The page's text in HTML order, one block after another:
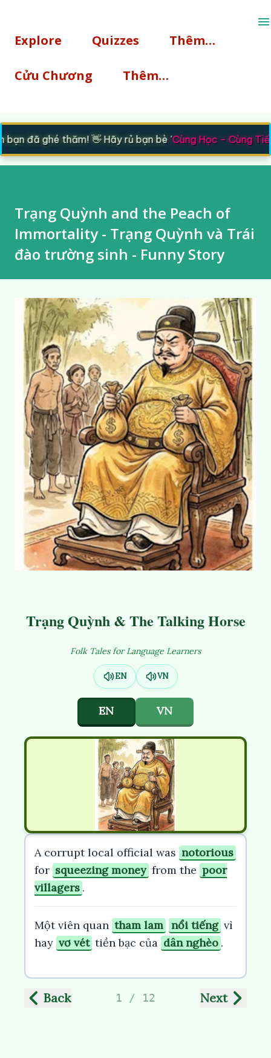
Explore Quizzes Thêm…
Cửu Chương Thêm…
đã ghé thăm! 👋 Hãy rủ bạn bè 'Cùng Học - Cùng Tiến
Trạng Quỳnh and the Peach of
Immortality - Trạng Quỳnh và Trái
đào trường sinh - Funny Story
Trạng Quỳnh & The Talking Horse
Folk Tales for Language Learners
EN VN
EN VN
A corrupt local official was notorious
for squeezing money from the poor
villagers .
Một viên quan tham lam nổi tiếng vì
hay vơ vét tiền bạc của dân nghèo .
Back 1 / 12 Next